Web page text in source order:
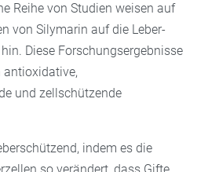
Reihe von Studien weisen auf
von Silymarin auf die Leber-
Diese Forschungsergebnisse
antioxidative,
und zellschützende
indem es die